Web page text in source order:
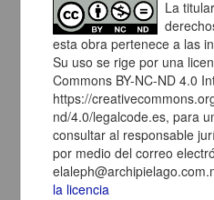
Costa Rica nunca ha tenido una
Corrales Arias, Adriano - Centro de
Latina y el Caribe, UNAM
2021-02-05
Multidisciplina
La
esta obra pertenece a las
Su uso se rige por una
Commons BY-NC-ND 4.0
https://
nd/4.0/legalcode.es, para
consultar al responsable
por medio del correo
la licencia